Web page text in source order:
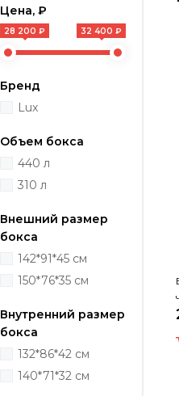
Цена, ₽
28 200 ₽ 32 400 ₽
Бренд
Lux
Объем бокса
440 л
310 л
Внешний размер
бокса
142*91*45 см
150*76*35 см
Внутренний размер
бокса
132*86*42 см
140*71*32 см